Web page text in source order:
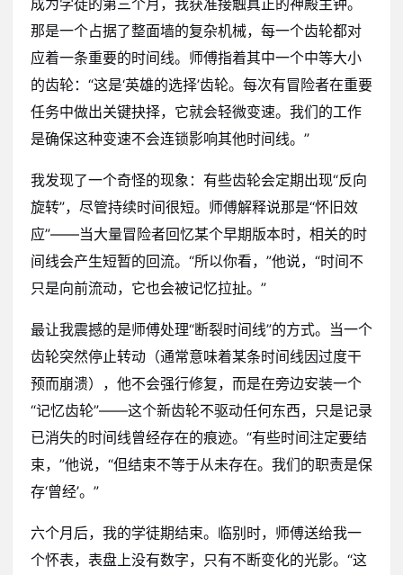
成为学徒的第三个月，我获准接触真正的神殿主钟。
那是一个占据了整面墙的复杂机械，每一个齿轮都对
应着一条重要的时间线。师傅指着其中一个中等大小
的齿轮：“这是‘英雄的选择’齿轮。每次有冒险者在重要
任务中做出关键抉择，它就会轻微变速。我们的工作
是确保这种变速不会连锁影响其他时间线。”
我发现了一个奇怪的现象：有些齿轮会定期出现“反向
旋转”，尽管持续时间很短。师傅解释说那是“怀旧效
应”——当大量冒险者回忆某个早期版本时，相关的时
间线会产生短暂的回流。“所以你看，”他说，“时间不
只是向前流动，它也会被记忆拉扯。”
最让我震撼的是师傅处理“断裂时间线”的方式。当一个
齿轮突然停止转动（通常意味着某条时间线因过度干
预而崩溃），他不会强行修复，而是在旁边安装一个
“记忆齿轮”——这个新齿轮不驱动任何东西，只是记录
已消失的时间线曾经存在的痕迹。“有些时间注定要结
束，”他说，“但结束不等于从未存在。我们的职责是保
存‘曾经’。”
六个月后，我的学徒期结束。临别时，师傅送给我一
个怀表，表盘上没有数字，只有不断变化的光影。“这